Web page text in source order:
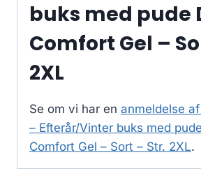
buks med pude
Comfort Gel –
2XL
Se om vi har en anmeldelse
– Efterår/Vinter buks med
Comfort Gel – Sort – Str. 2XL.